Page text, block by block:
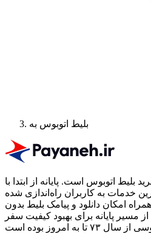
بلیط اتوبوس به
بلیط اتوبوس است. پایانه از ابتدا با
خدمات به کاربران راه‌اندازی شده
امکان دانلود و پیامک بلیط بدون
مسیر پایانه برای بهبود کیفیت سفر